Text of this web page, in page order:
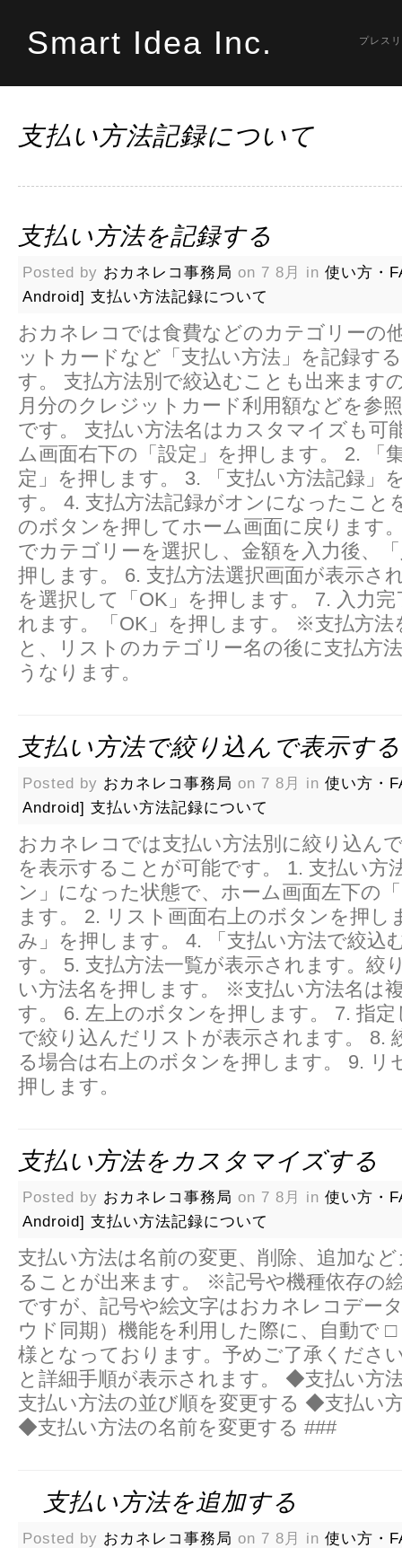
Smart Idea Inc. プレス
支払い方法記録について
支払い方法を記録する
Posted by おカネレコ事務局 on 7 8月 in 使い方・
Android] 支払い方法記録について
おカネレコでは食費などのカテゴリーの
ットカードなど「支払い方法」を記録す
す。 支払方法別で絞込むことも出来ます
月分のクレジットカード利用額などを参
です。 支払い方法名はカスタマイズも可
ム画面右下の「設定」を押します。 2. 「
定」を押します。 3. 「支払い方法記録」
す。 4. 支払方法記録がオンになったこと
のボタンを押してホーム画面に戻ります
でカテゴリーを選択し、金額を入力後、
押します。 6. 支払方法選択画面が表示さ
を選択して「OK」を押します。 7. 入力
れます。「OK」を押します。 ※支払方法
と、リストのカテゴリー名の後に支払方
うなります。
支払い方法で絞り込んで表示する
Posted by おカネレコ事務局 on 7 8月 in 使い方・
Android] 支払い方法記録について
おカネレコでは支払い方法別に絞り込ん
を表示することが可能です。 1. 支払い方
ン」になった状態で、ホーム画面左下の
ます。 2. リスト画面右上のボタンを押し
み」を押します。 4. 「支払い方法で絞込
す。 5. 支払方法一覧が表示されます。絞
い方法名を押します。 ※支払い方法名は
す。 6. 左上のボタンを押します。 7. 指
で絞り込んだリストが表示されます。 8.
る場合は右上のボタンを押します。 9. リ
押します。
支払い方法をカスタマイズする
Posted by おカネレコ事務局 on 7 8月 in 使い方・
Android] 支払い方法記録について
支払い方法は名前の変更、削除、追加な
ることが出来ます。 ※記号や機種依存の
ですが、記号や絵文字はおカネレコデー
ウド同期）機能を利用した際に、自動で
様となっております。予めご了承くださ
と詳細手順が表示されます。 ◆支払い方
支払い方法の並び順を変更する ◆支払い
◆支払い方法の名前を変更する ###
支払い方法を追加する
Posted by おカネレコ事務局 on 7 8月 in 使い方・